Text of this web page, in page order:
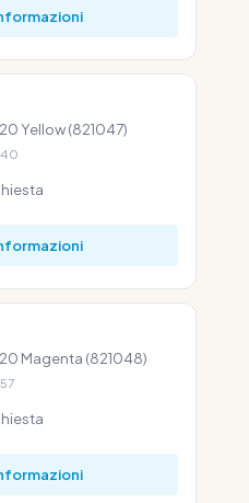
Yellow (821047)
Magenta (821048)